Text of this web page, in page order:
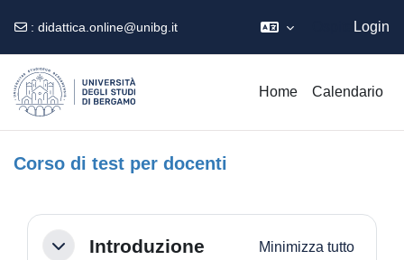
: didattica.online@unibg.it Login
Home Calendario
Corso di test per docenti
Schema della sezione
MinimizzaIntroduzione Minimizza tutto